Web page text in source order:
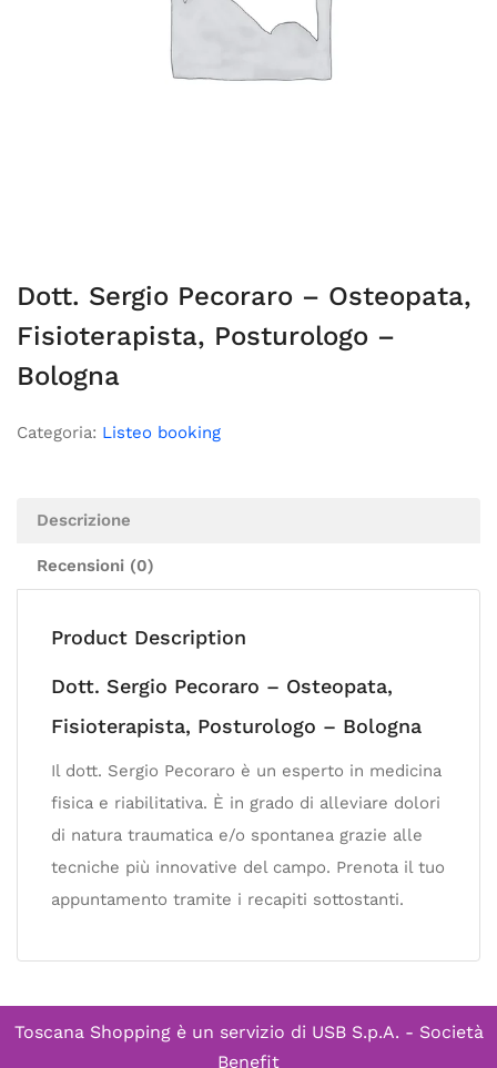
Dott. Sergio Pecoraro – Osteopata,
Fisioterapista, Posturologo –
Bologna
Categoria: Listeo booking
Descrizione
Recensioni (0)
Product Description
Dott. Sergio Pecoraro – Osteopata,
Fisioterapista, Posturologo – Bologna
Il dott. Sergio Pecoraro è un esperto in medicina
fisica e riabilitativa. È in grado di alleviare dolori
di natura traumatica e/o spontanea grazie alle
tecniche più innovative del campo. Prenota il tuo
appuntamento tramite i recapiti sottostanti.
Toscana Shopping è un servizio di USB S.p.A. - Società
Benefit